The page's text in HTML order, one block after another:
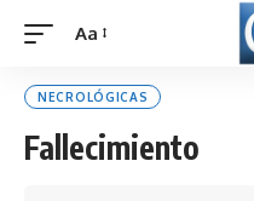
Font
Aa
NECROLÓGICAS
Fallecimiento